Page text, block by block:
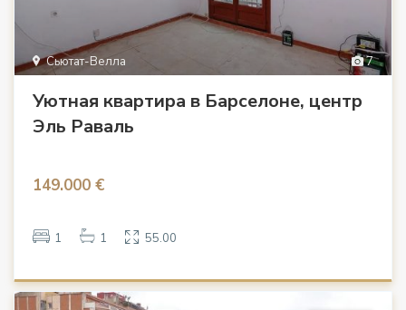
7
Сьютат-Велла
Уютная квартира в Барселоне, центр
Эль Раваль
149.000 €
1 1 55.00